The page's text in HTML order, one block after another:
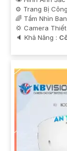
⚙ Trang Bị
🌈 Tầm Nhìn
💢 Camera
️🔈 Khả Năng :